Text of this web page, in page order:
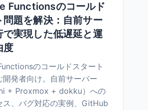
Functionsのコールド
問題を解決：自前サー
で実現した低遅延と運
度
のコールドスタート
開発者向け。自前サーバー
+ Proxmox + dokku）への
ス、バグ対応の実例、GitHub